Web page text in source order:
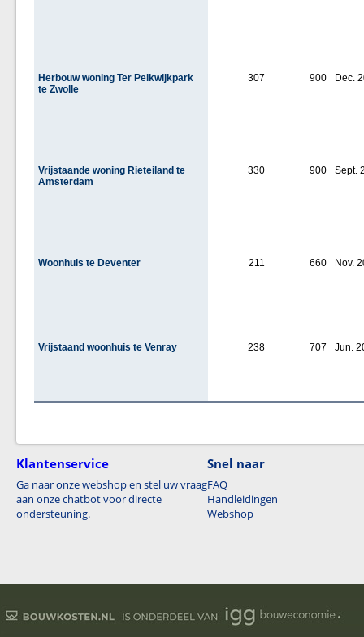
Herbouw woning Ter Pelkwijkpark
te Zwolle
307 900 Dec.
Vrijstaande woning Rieteiland te
Amsterdam
330 900 Sept.
Woonhuis te Deventer 211 660 Nov.
Vrijstaand woonhuis te Venray 238 707 Jun.
Klantenservice
Ga naar onze webshop en stel uw vraag
aan onze chatbot voor directe
ondersteuning.
Snel naar
FAQ
Handleidingen
Webshop